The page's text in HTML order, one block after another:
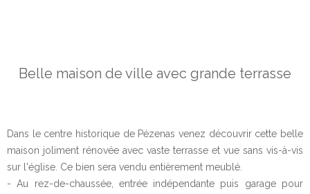
Belle maison de ville avec grande terrasse
Dans le centre historique de Pézenas venez découvrir cette belle
maison joliment rénovée avec vaste terrasse et vue sans vis-à-vis
sur l'église. Ce bien sera vendu entièrement meublé.
- Au rez-de-chaussée, entrée indépendante puis garage pour